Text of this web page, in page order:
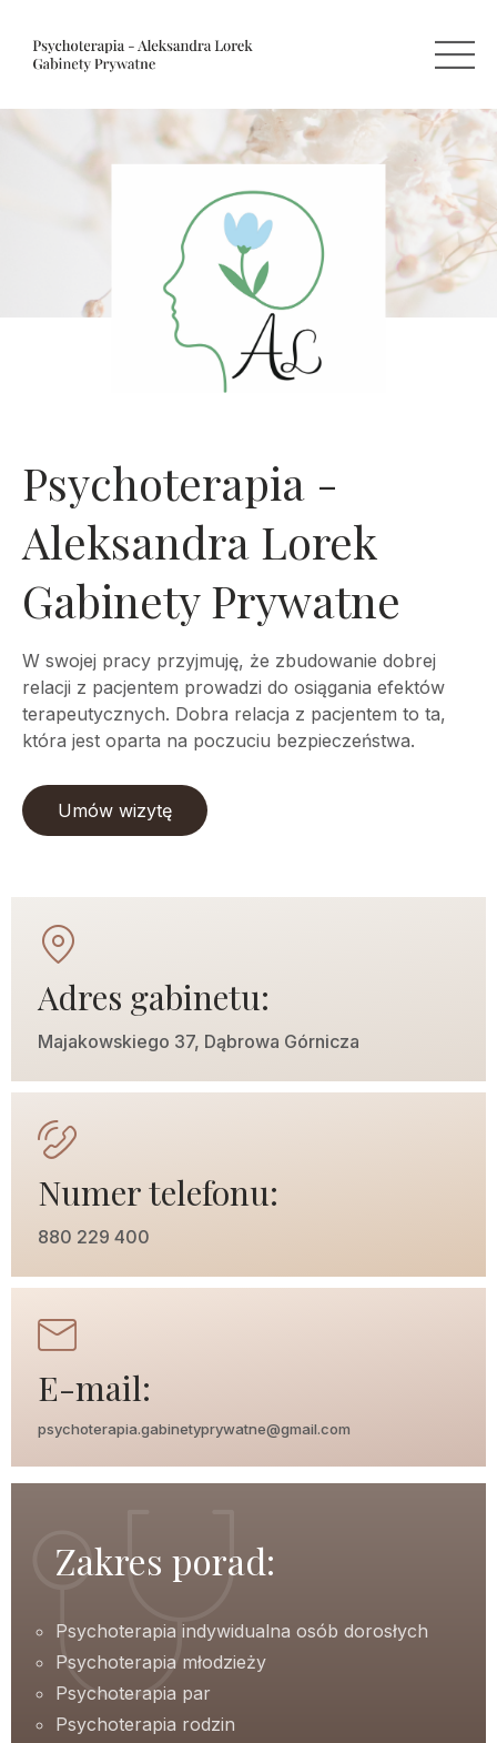
Psychoterapia -
Aleksandra Lorek
Gabinety Prywatne
W swojej pracy przyjmuję, że zbudowanie dobrej
relacji z pacjentem prowadzi do osiągania efektów
terapeutycznych. Dobra relacja z pacjentem to ta,
która jest oparta na poczuciu bezpieczeństwa.
Umów wizytę
Adres gabinetu:
Majakowskiego 37, Dąbrowa Górnicza
Numer telefonu:
880 229 400
E-mail:
psychoterapia.gabinetyprywatne@gmail.com
Zakres porad:
Psychoterapia indywidualna osób dorosłych
Psychoterapia młodzieży
Psychoterapia par
Psychoterapia rodzin